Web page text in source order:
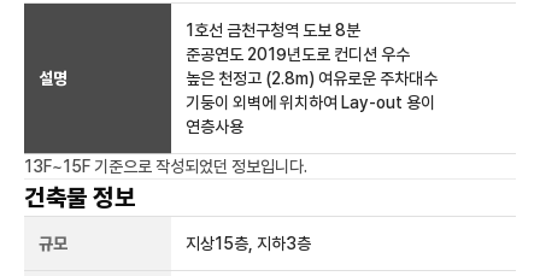
설명
1호선 금천구청역 도보 8분
준공연도 2019년도로 컨디션 우수
높은 천정고 (2.8m) 여유로운 주차대수
기둥이 외벽에 위치하여 Lay-out 용이
연층사용
13F~15F 기준으로 작성되었던 정보입니다.
건축물 정보
규모 지상15층, 지하3층